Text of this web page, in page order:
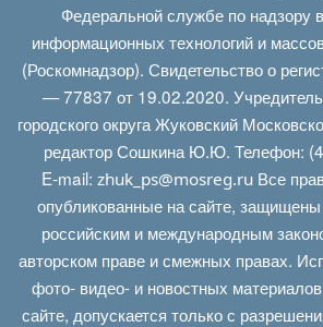
Федеральной службе по надзору
информационных технологий и
(Роскомнадзор). Свидетельство о
— 77837 от 19.02.2020.
городского округа Жуковский
редактор Сошкина Ю.Ю. Телефон:
E‑mail: zhuk_ps@mosreg.ruВсе
опубликованные на сайте, защищены
российским и международным
авторском праве и смежных правах.
фото- видео- и новостных
сайте, допускается только с